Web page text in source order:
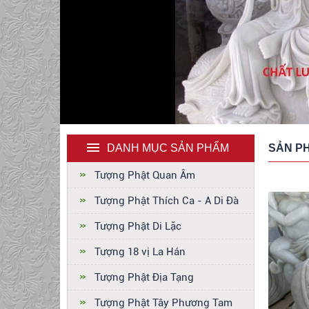
DANH MỤC SẢN PHẨM
Tượng Phật Quan Âm
Tượng Phật Thích Ca - A Di Đà
Tượng Phật Di Lặc
Tượng 18 vị La Hán
Tượng Phật Địa Tạng
Tượng Phật Tây Phương Tam
SẢN